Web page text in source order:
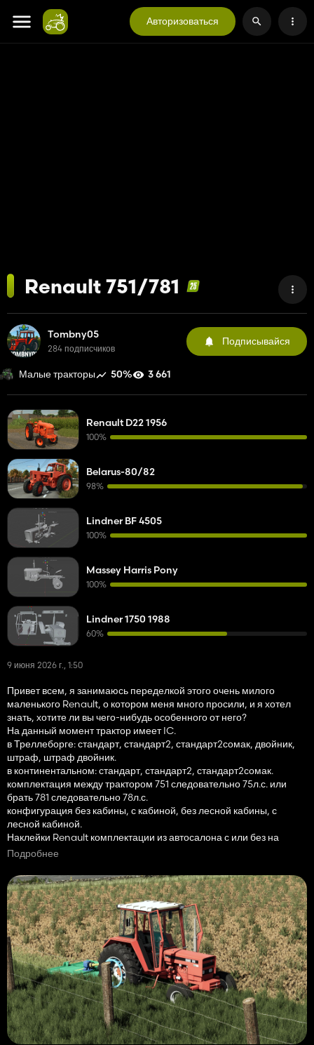
Авторизоваться
Renault 751/781
Tombny05
284 подписчиков
Подписывайся
Малые тракторы 50% 3 661
9 июня 2026 г., 1:50
Привет всем, я занимаюсь переделкой этого очень милого
маленького Renault, о котором меня много просили, и я хотел
знать, хотите ли вы чего-нибудь особенного от него?
На данный момент трактор имеет IC.
в Треллеборге: стандарт, стандарт2, стандарт2сомак, двойник,
штраф, штраф двойник.
в континентальном: стандарт, стандарт2, стандарт2сомак.
комплектация между трактором 751 следовательно 75л.с. или
брать 781 следовательно 78л.с.
конфигурация без кабины, с кабиной, без лесной кабины, с
лесной кабиной.
Наклейки Renault комплектации из автосалона с или без на
капоте.
этот мод содержит массу 500 кг, которую нужно приобрести
отдельно и прикрепить.
Хорошего дня и жду ваших отзывов!! 😉
Подробнее
Renault D22 1956
100%
Belarus-80/82
98%
Lindner BF 4505
100%
Massey Harris Pony
100%
Lindner 1750 1988
60%